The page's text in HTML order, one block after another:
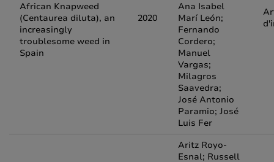
African Knapweed
(Centaurea diluta), an
increasingly
troublesome weed in
Spain
2020
Ana Isabel
Marí León;
Fernando
Cordero;
Manuel
Vargas;
Milagros
Saavedra;
José Antonio
Paramio; José
Luis Fer
Aritz Royo-
Esnal; Russell